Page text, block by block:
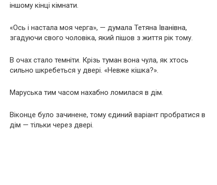
іншому кінці кімнати.
«Ось і настала моя черга», — думала Тетяна Іванівна,
згадуючи свого чоловіка, який пішов з життя рік тому.
В очах стало темніти. Крізь туман вона чула, як хтось
сильно шкребеться у двері. «Невже кішка?».
Маруська тим часом нахабно ломилася в дім.
Віконце було зачинене, тому єдиний варіант пробратися в
дім — тільки через двері.